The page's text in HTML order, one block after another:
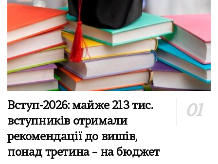
Вступ-2026: майже 213 тис.
вступників отримали
рекомендації до вишів,
понад третина – на бюджет